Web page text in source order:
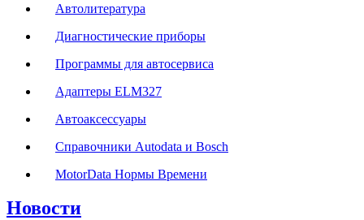
Автолитература
Диагностические приборы
Программы для автосервиса
Адаптеры ELM327
Автоаксессуары
Справочники Autodata и Bosch
MotorData Нормы Времени
Новости